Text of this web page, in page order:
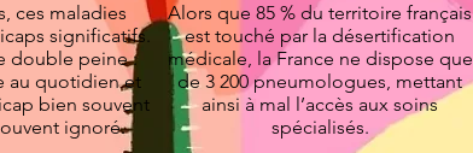
ces maladies
significatifs.
double peine :
au quotidien et
bien souvent
ignoré.
Alors que 85 % du territoire français
est touché par la désertification
médicale, la France ne dispose que
de 3 200 pneumologues, mettant
ainsi à mal l’accès aux soins
spécialisés.